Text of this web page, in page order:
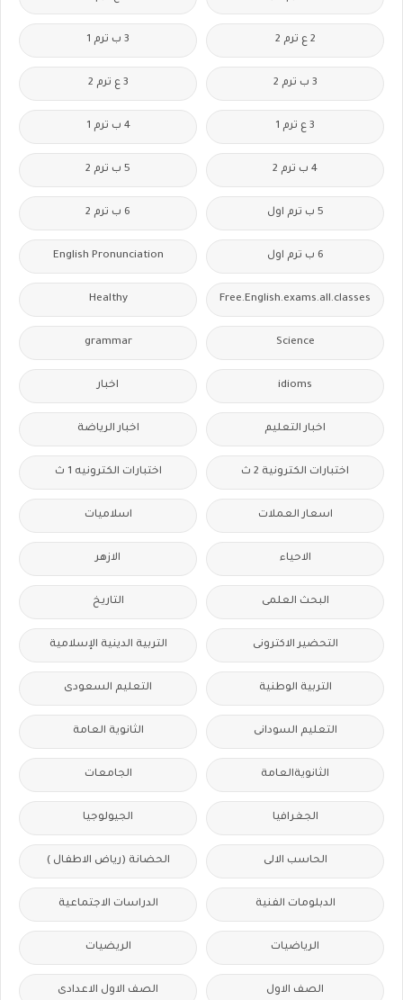
2 ع ترم 2 3 ب ترم 1
3 ب ترم 2 3 ع ترم 2
3 ع ترم 1 4 ب ترم 1
4 ب ترم 2 5 ب ترم 2
5 ب ترم اول 6 ب ترم 2
6 ب ترم اول English Pronunciation
Free.English.exams.all.classes
Healthy
Science
grammar
idioms اخبار
اخبار التعليم اخبار الرياضة
اختبارات الكترونية 2 ث اختبارات الكترونيه 1 ث
اسعار العملات اسلاميات
الاحياء الازهر
البحث العلمى التاريخ
التحضير الاكترونى التربية الدينية الإسلامية
التربية الوطنية التعليم السعودى
التعليم السودانى الثانوية العامة
الثانويةالعامة الجامعات
الجغرافيا الجيولوجيا
الحاسب الالى الحضانة (رياض الاطفال )
الدبلومات الفنية الدراسات الاجتماعية
الرياضيات الريضيات
الصف الاول الصف الاول الاعدادى